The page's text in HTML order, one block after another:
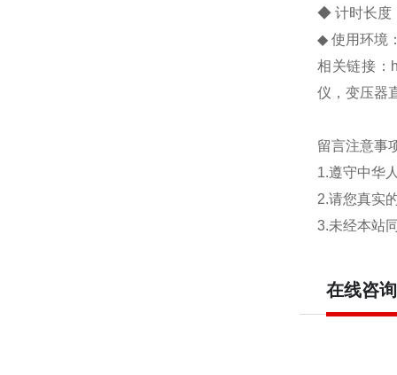
◆ 计时长度
◆ 使用环境
相关链接：
仪，变压器
留言注意事
1.遵守中华
2.请您真实
3.未经本站
在线咨询